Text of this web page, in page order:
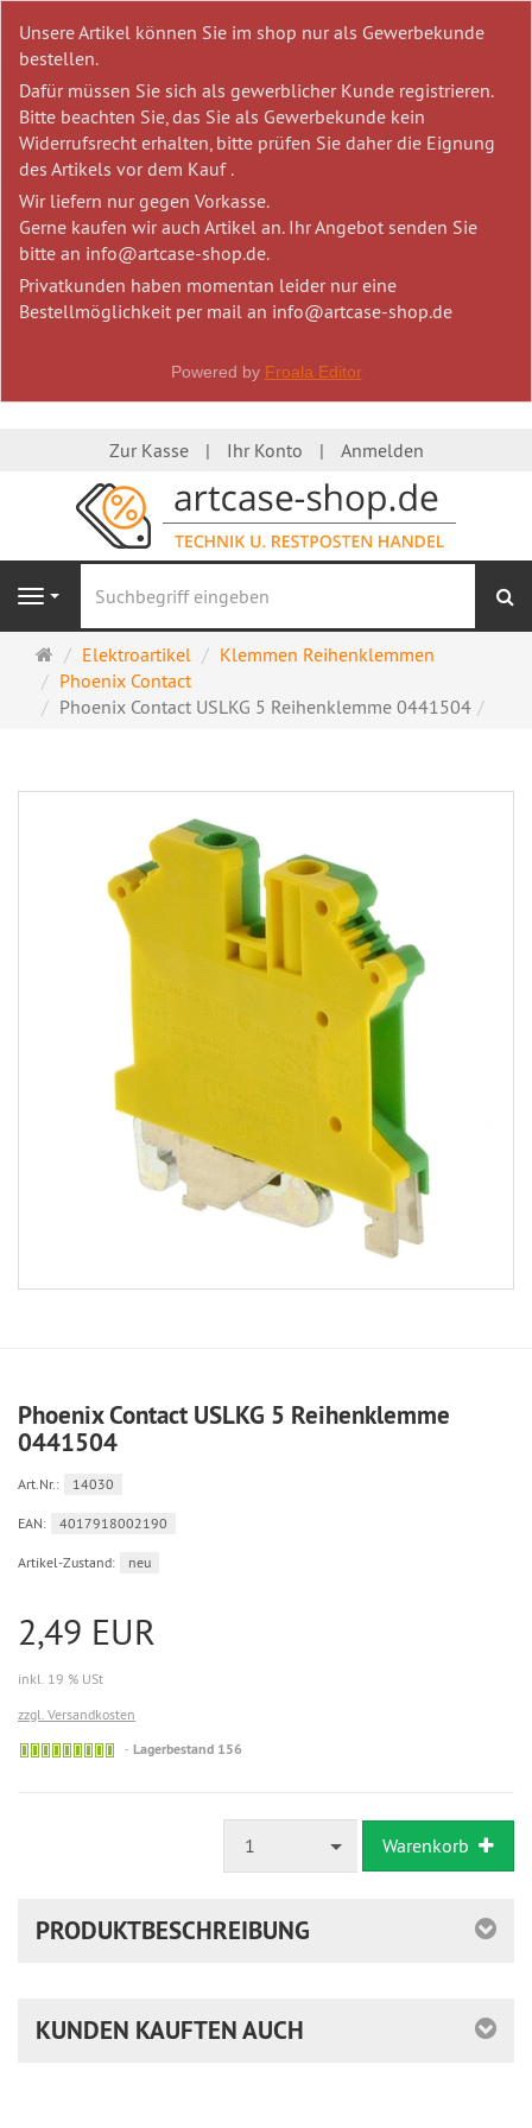
Unsere Artikel können Sie im shop nur als Gewerbekunde
bestellen.
Dafür müssen Sie sich als gewerblicher Kunde registrieren.
Bitte beachten Sie, das Sie als Gewerbekunde kein
Widerrufsrecht erhalten, bitte prüfen Sie daher die Eignung
des Artikels vor dem Kauf .
Wir liefern nur gegen Vorkasse.
Gerne kaufen wir auch Artikel an. Ihr Angebot senden Sie
bitte an info@artcase-shop.de.
Privatkunden haben momentan leider nur eine
Bestellmöglichkeit per mail an info@artcase-shop.de
Powered by Froala Editor
Zur Kasse Ihr Konto Anmelden
Navigation
Startseite
Elektroartikel
Klemmen Reihenklemmen
Phoenix Contact
Phoenix Contact USLKG 5 Reihenklemme 0441504
Phoenix Contact USLKG 5 Reihenklemme
0441504
Art.Nr.: 14030
EAN: 4017918002190
Artikel-Zustand: neu
2,49 EUR
inkl. 19 % USt
zzgl. Versandkosten
Lagerbestand 156
1 Warenkorb
PRODUKTBESCHREIBUNG
KUNDEN KAUFTEN AUCH